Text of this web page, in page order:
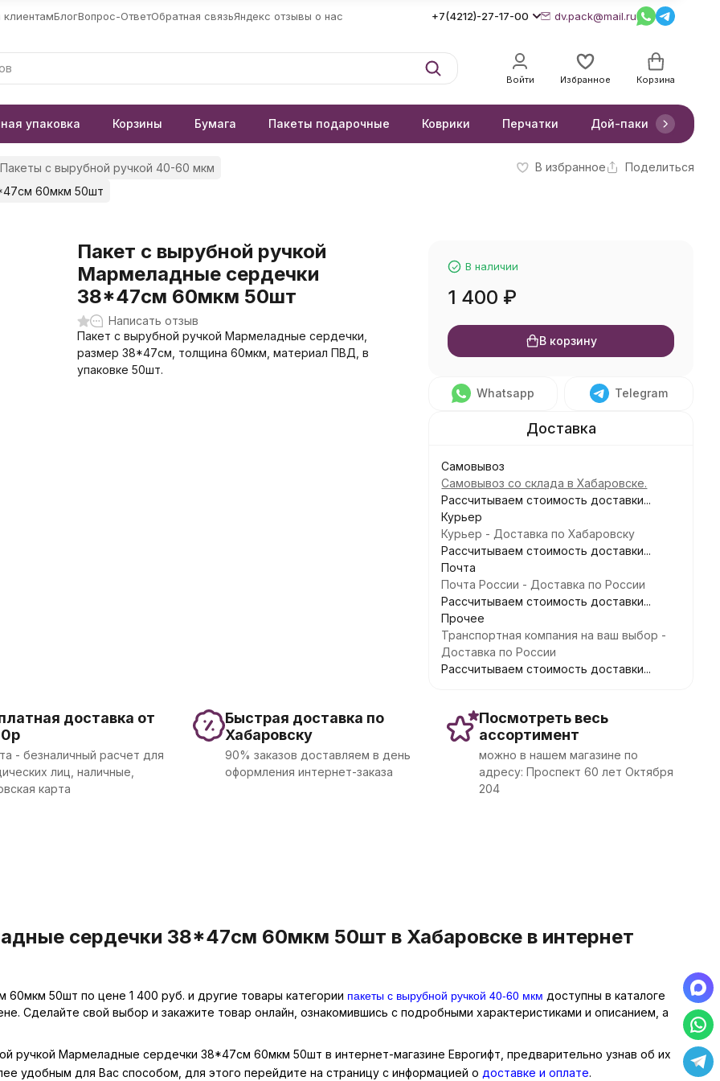
БлогВопрос-ОтветОбратная связьЯндекс отзывы о нас +7(4212)-27-17-00 dv.pack@mail.ru
Войти Избранное Корзина
упаковка Корзины Бумага Пакеты подарочные Коврики Перчатки Дой-паки
Пакеты с вырубной ручкой 40-60 мкм
60мкм 50шт
В избранное Поделиться
Пакет с вырубной ручкой
Мармеладные сердечки
38*47см 60мкм 50шт
Написать отзыв
Пакет с вырубной ручкой Мармеладные сердечки,
размер 38*47см, толщина 60мкм, материал ПВД, в
упаковке 50шт.
В наличии
1 400 ₽
В корзину
Whatsapp Telegram
Самовывоз
Самовывоз со склада в Хабаровске.
Рассчитываем стоимость доставки...
Курьер
Курьер - Доставка по Хабаровску
Рассчитываем стоимость доставки...
Почта
Почта России - Доставка по России
Рассчитываем стоимость доставки...
Прочее
Транспортная компания на ваш выбор -
Доставка по России
Рассчитываем стоимость доставки...
доставка от
- безналичный расчет для
лиц, наличные,
карта
Быстрая доставка по
Хабаровску
90% заказов доставляем в день
оформления интернет-заказа
Посмотреть весь
ассортимент
можно в нашем магазине по
адресу: Проспект 60 лет Октября
204
сердечки 38*47см 60мкм 50шт в Хабаровске в интернет
50шт по цене 1 400 руб. и другие товары категории пакеты с вырубной ручкой 40-60 мкм доступны в каталоге
Сделайте свой выбор и закажите товар онлайн, ознакомившись с подробными характеристиками и описанием, а
ручкой Мармеладные сердечки 38*47см 60мкм 50шт в интернет-магазине Еврогифт, предварительно узнав об их
удобным для Вас способом, для этого перейдите на страницу с информацией о доставке и оплате.